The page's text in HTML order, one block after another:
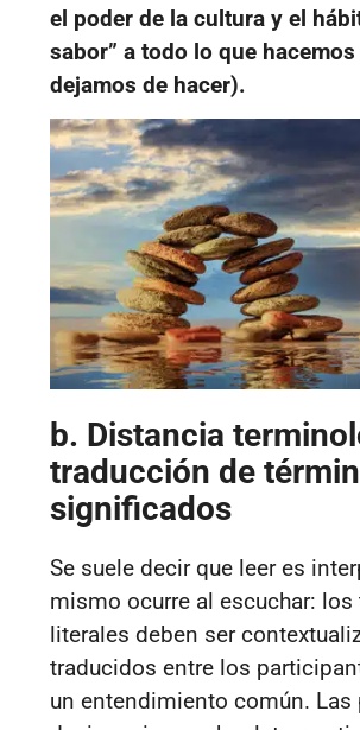
el poder de la cultura y el
sabor” a todo lo que
dejamos de hacer).
b. Distancia
traducción de
significados
Se suele decir que leer es
mismo ocurre al escuchar:
literales deben ser
traducidos entre los
un entendimiento común. Las